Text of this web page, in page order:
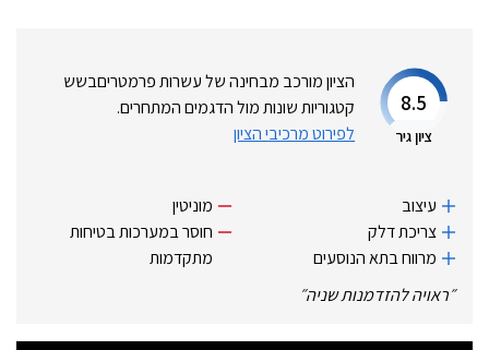
8.5
ציון גיר
הציון מורכב מבחינה של עשרות פרמטריםבשש
קטגוריות שונות מול הדגמים המתחרים.
לפירוט מרכיבי הציון
עיצוב
צריכת דלק
מרווח בתא הנוסעים
מוניטין
חוסר במערכות בטיחות
מתקדמות
״ראויה להזדמנות שניה״